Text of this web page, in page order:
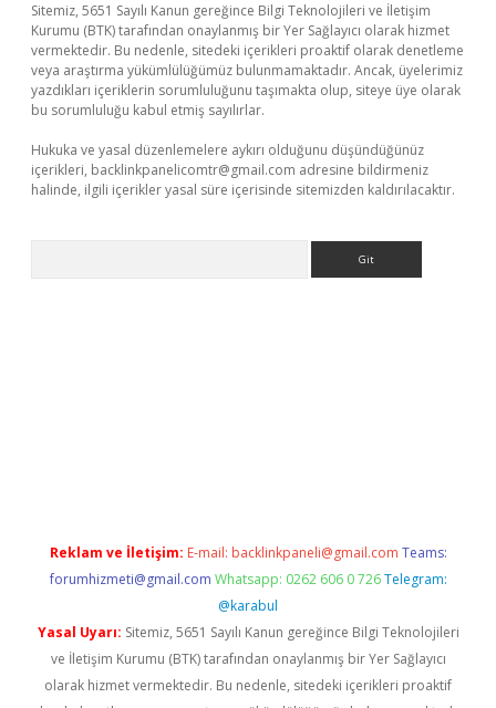
Sitemiz, 5651 Sayılı Kanun gereğince Bilgi Teknolojileri ve İletişim
Kurumu (BTK) tarafından onaylanmış bir Yer Sağlayıcı olarak hizmet
vermektedir. Bu nedenle, sitedeki içerikleri proaktif olarak denetleme
veya araştırma yükümlülüğümüz bulunmamaktadır. Ancak, üyelerimiz
yazdıkları içeriklerin sorumluluğunu taşımakta olup, siteye üye olarak
bu sorumluluğu kabul etmiş sayılırlar.
Hukuka ve yasal düzenlemelere aykırı olduğunu düşündüğünüz
içerikleri, backlinkpanelicomtr@gmail.com adresine bildirmeniz
halinde, ilgili içerikler yasal süre içerisinde sitemizden kaldırılacaktır.
Reklam ve İletişim: E-mail: backlinkpaneli@gmail.com Teams:
forumhizmeti@gmail.com Whatsapp: 0262 606 0 726 Telegram:
@karabul
Yasal Uyarı: Sitemiz, 5651 Sayılı Kanun gereğince Bilgi Teknolojileri
ve İletişim Kurumu (BTK) tarafından onaylanmış bir Yer Sağlayıcı
olarak hizmet vermektedir. Bu nedenle, sitedeki içerikleri proaktif